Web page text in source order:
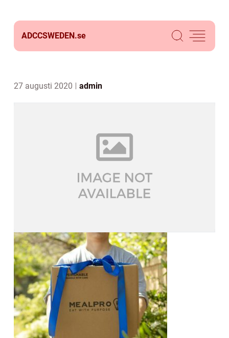
ADCCSWEDEN.se
27 augusti 2020 admin